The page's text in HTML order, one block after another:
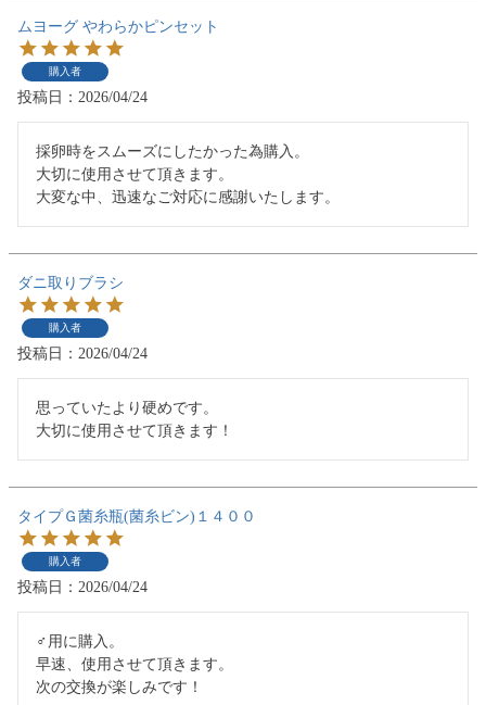
ムヨーグ やわらかピンセット
購入者
投稿日 2026/04/24
採卵時をスムーズにしたかった為購入。
大切に使用させて頂きます。
大変な中、迅速なご対応に感謝いたします。
ダニ取りブラシ
購入者
投稿日 2026/04/24
思っていたより硬めです。
大切に使用させて頂きます！
タイプＧ菌糸瓶(菌糸ビン)１４００
購入者
投稿日 2026/04/24
♂用に購入。
早速、使用させて頂きます。
次の交換が楽しみです！